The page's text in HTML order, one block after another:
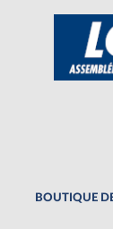
BOUTIQUE